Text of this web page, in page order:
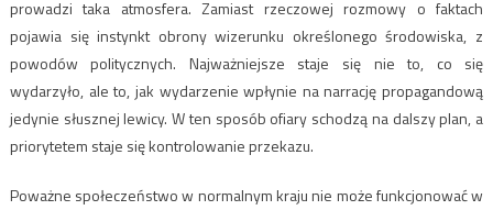
prowadzi taka atmosfera. Zamiast rzeczowej rozmowy o faktach
pojawia się instynkt obrony wizerunku określonego środowiska, z
powodów politycznych. Najważniejsze staje się nie to, co się
wydarzyło, ale to, jak wydarzenie wpłynie na narrację propagandową
jedynie słusznej lewicy. W ten sposób ofiary schodzą na dalszy plan, a
priorytetem staje się kontrolowanie przekazu.
Poważne społeczeństwo w normalnym kraju nie może funkcjonować w